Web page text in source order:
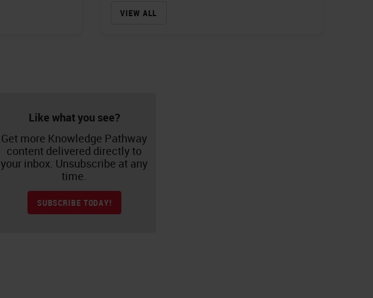
VIEW ALL
Like what you see?
Get more Knowledge Pathway
content delivered directly to
your inbox. Unsubscribe at any
time.
SUBSCRIBE TODAY!